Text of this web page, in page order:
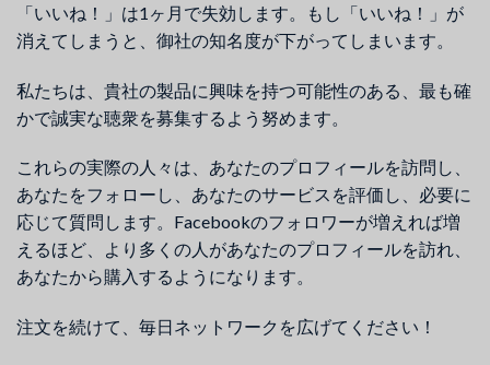
「いいね！」は1ヶ月で失効します。もし「いいね！」が
消えてしまうと、御社の知名度が下がってしまいます。
私たちは、貴社の製品に興味を持つ可能性のある、最も確
かで誠実な聴衆を募集するよう努めます。
これらの実際の人々は、あなたのプロフィールを訪問し、
あなたをフォローし、あなたのサービスを評価し、必要に
応じて質問します。Facebookのフォロワーが増えれば増
えるほど、より多くの人があなたのプロフィールを訪れ、
あなたから購入するようになります。
注文を続けて、毎日ネットワークを広げてください！